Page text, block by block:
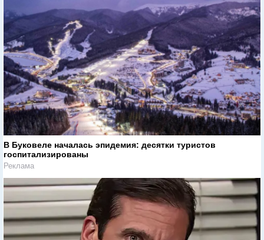
В Буковеле началась эпидемия: десятки туристов
госпитализированы
Реклама